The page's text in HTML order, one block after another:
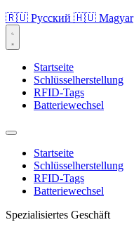
🇷🇺 Русский 🇭🇺 Magyar
Startseite
Schlüsselherstellung
RFID-Tags
Batteriewechsel
Startseite
Schlüsselherstellung
RFID-Tags
Batteriewechsel
Spezialisiertes Geschäft